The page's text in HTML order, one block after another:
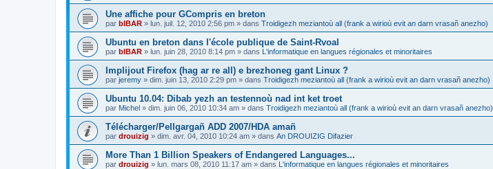
Une affiche pour GCompris en breton
par bIBAR » lun. juil. 12, 2010 2:56 pm » dans Troidigezh meziantoù all (frank a wirioù evit an darn vrasañ anezho)
Ubuntu en breton dans l'école publique de Saint-Rvoal
par bIBAR » lun. juin 28, 2010 8:14 pm » dans L'informatique en langues régionales et minoritaires
Implijout Firefox (hag ar re all) e brezhoneg gant Linux ?
par jeremy » dim. juin 13, 2010 2:29 pm » dans Troidigezh meziantoù all (frank a wirioù evit an darn vrasañ anezho)
Ubuntu 10.04: Dibab yezh an testennoù nad int ket troet
par Michel » dim. juin 06, 2010 10:34 am » dans Troidigezh meziantoù all (frank a wirioù evit an darn vrasañ anezho)
Télécharger/Pellgargañ ADD 2007/HDA amañ
par drouizig » dim. avr. 04, 2010 10:24 am » dans An DROUIZIG Difazier
More Than 1 Billion Speakers of Endangered Languages...
par drouizig » lun. mars 08, 2010 11:17 am » dans L'informatique en langues régionales et minoritaires